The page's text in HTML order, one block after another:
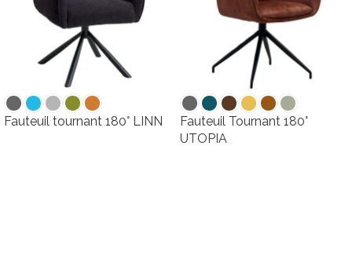
Fauteuil tournant 180° LINN
Fauteuil Tournant 180°
UTOPIA